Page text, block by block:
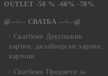
OUTLET -50 % -60% -70%
@-->-- СВАТБА --<--@
Сватбени Декупажни
хартии, дизайнерски хартии,
картони
Сватбени Предмети за